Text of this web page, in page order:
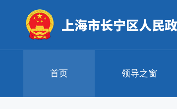
到
首页 领导之窗